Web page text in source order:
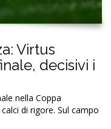
Virtus
decisivi i
nella Coppa
di rigore. Sul campo